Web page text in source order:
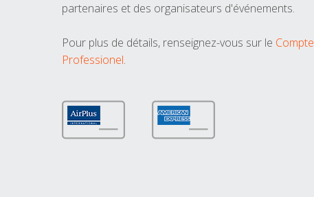
partenaires et des organisateurs d'événements.
Pour plus de détails, renseignez-vous sur le Compte
Professionel.